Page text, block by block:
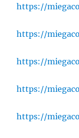
https://
https://
https://
https://
https://